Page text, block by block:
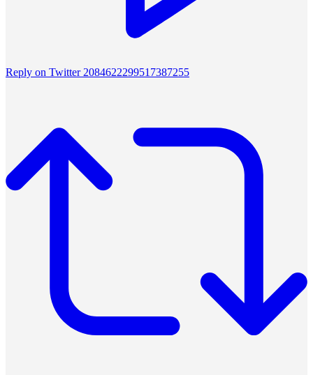
Reply on Twitter 2084622299517387255